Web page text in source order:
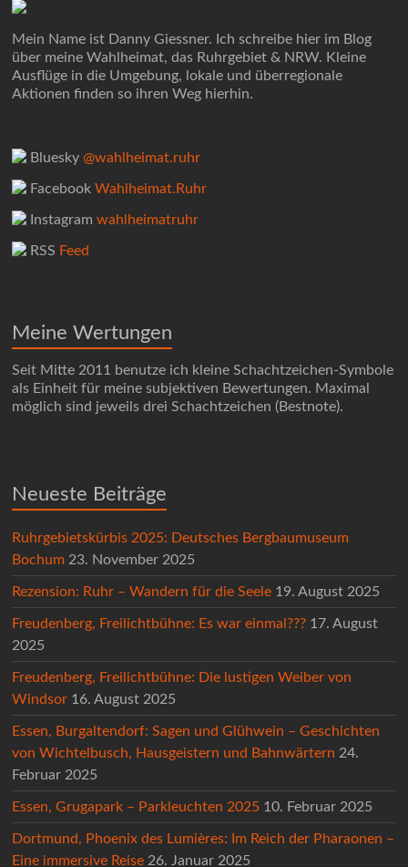
Mein Name ist Danny Giessner. Ich schreibe hier im Blog
über meine Wahlheimat, das Ruhrgebiet & NRW. Kleine
Ausflüge in die Umgebung, lokale und überregionale
Aktionen finden so ihren Weg hierhin.
Bluesky@wahlheimat.ruhr
FacebookWahlheimat.Ruhr
Instagramwahlheimatruhr
RSS Feed
Meine Wertungen
Seit Mitte 2011 benutze ich kleine Schachtzeichen-Symbole
als Einheit für meine subjektiven Bewertungen. Maximal
möglich sind jeweils drei Schachtzeichen (Bestnote).
Neueste Beiträge
Ruhrgebietskürbis 2025: Deutsches Bergbaumuseum
Bochum 23. November 2025
Rezension: Ruhr – Wandern für die Seele 19. August 2025
Freudenberg, Freilichtbühne: Es war einmal??? 17. August
2025
Freudenberg, Freilichtbühne: Die lustigen Weiber von
Windsor 16. August 2025
Essen, Burgaltendorf: Sagen und Glühwein – Geschichten
von Wichtelbusch, Hausgeistern und Bahnwärtern 24.
Februar 2025
Essen, Grugapark – Parkleuchten 2025 10. Februar 2025
Dortmund, Phoenix des Lumières: Im Reich der Pharaonen –
Eine immersive Reise 26. Januar 2025